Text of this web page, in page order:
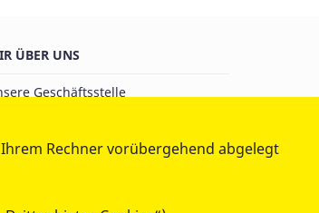
ÜBER UNS
Geschäftsstelle
Rechner vorübergehend abgelegt